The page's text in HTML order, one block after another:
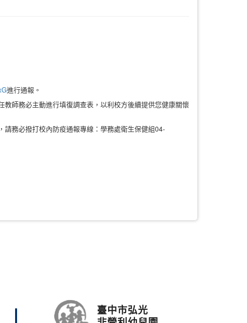
進行通報。
師務必主動進行填復調查表，以利校方後續提供您健康關懷
務必撥打校內防疫通報專線：學務處衛生保健組04-
臺中市弘光